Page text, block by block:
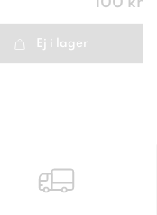
Ej i lager